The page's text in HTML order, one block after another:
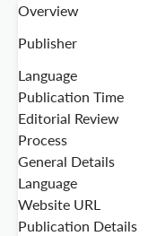
Overview
Publisher
Language
Publication Time
Editorial Review
Process
General Details
Language
Website URL
Publication Details